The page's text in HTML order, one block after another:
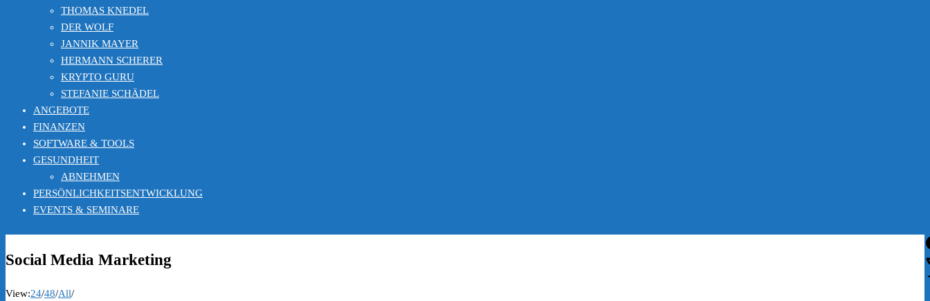
THOMAS KNEDEL
DER WOLF
JANNIK MAYER
HERMANN SCHERER
KRYPTO GURU
STEFANIE SCHÄDEL
ANGEBOTE
FINANZEN
SOFTWARE & TOOLS
GESUNDHEIT
ABNEHMEN
PERSÖNLICHKEITSENTWICKLUNG
EVENTS & SEMINARE
Social Media Marketing
View:24/48/All/